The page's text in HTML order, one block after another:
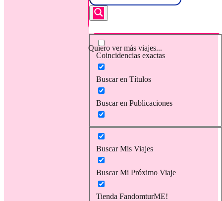
Quiero ver más viajes...
Coincidencias exactas
Buscar en Títulos
Buscar en Publicaciones
Buscar Mis Viajes
Buscar Mi Próximo Viaje
Tienda FandomturME!